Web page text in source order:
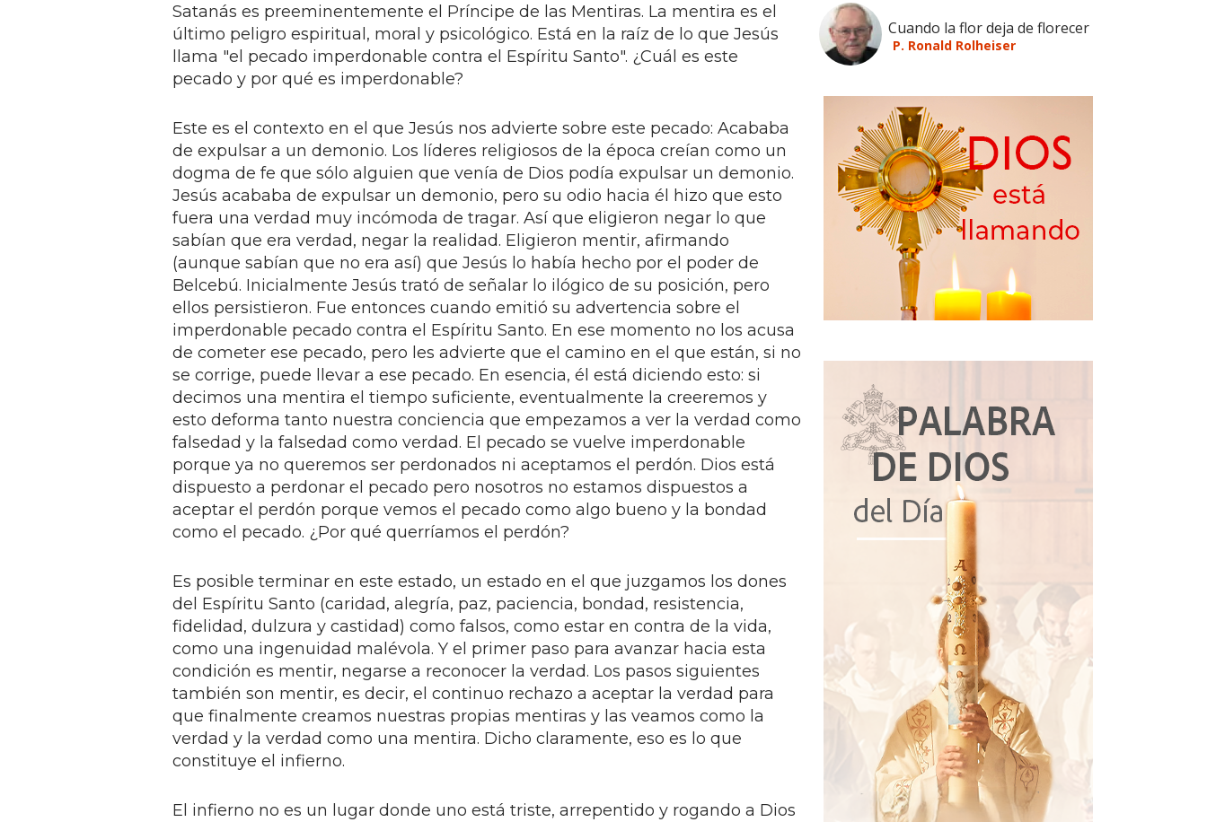
Satanás es preeminentemente el Príncipe de las Mentiras. La mentira es el
último peligro espiritual, moral y psicológico. Está en la raíz de lo que Jesús
llama "el pecado imperdonable contra el Espíritu Santo". ¿Cuál es este
pecado y por qué es imperdonable?
Este es el contexto en el que Jesús nos advierte sobre este pecado: Acababa
de expulsar a un demonio. Los líderes religiosos de la época creían como un
dogma de fe que sólo alguien que venía de Dios podía expulsar un demonio.
Jesús acababa de expulsar un demonio, pero su odio hacia él hizo que esto
fuera una verdad muy incómoda de tragar. Así que eligieron negar lo que
sabían que era verdad, negar la realidad. Eligieron mentir, afirmando
(aunque sabían que no era así) que Jesús lo había hecho por el poder de
Belcebú. Inicialmente Jesús trató de señalar lo ilógico de su posición, pero
ellos persistieron. Fue entonces cuando emitió su advertencia sobre el
imperdonable pecado contra el Espíritu Santo. En ese momento no los acusa
de cometer ese pecado, pero les advierte que el camino en el que están, si no
se corrige, puede llevar a ese pecado. En esencia, él está diciendo esto: si
decimos una mentira el tiempo suficiente, eventualmente la creeremos y
esto deforma tanto nuestra conciencia que empezamos a ver la verdad como
falsedad y la falsedad como verdad. El pecado se vuelve imperdonable
porque ya no queremos ser perdonados ni aceptamos el perdón. Dios está
dispuesto a perdonar el pecado pero nosotros no estamos dispuestos a
aceptar el perdón porque vemos el pecado como algo bueno y la bondad
como el pecado. ¿Por qué querríamos el perdón?
Es posible terminar en este estado, un estado en el que juzgamos los dones
del Espíritu Santo (caridad, alegría, paz, paciencia, bondad, resistencia,
fidelidad, dulzura y castidad) como falsos, como estar en contra de la vida,
como una ingenuidad malévola. Y el primer paso para avanzar hacia esta
condición es mentir, negarse a reconocer la verdad. Los pasos siguientes
también son mentir, es decir, el continuo rechazo a aceptar la verdad para
que finalmente creamos nuestras propias mentiras y las veamos como la
verdad y la verdad como una mentira. Dicho claramente, eso es lo que
constituye el infierno.
El infierno no es un lugar donde uno está triste, arrepentido y rogando a Dios
Cuando la flor deja de florecer
P. Ronald Rolheiser